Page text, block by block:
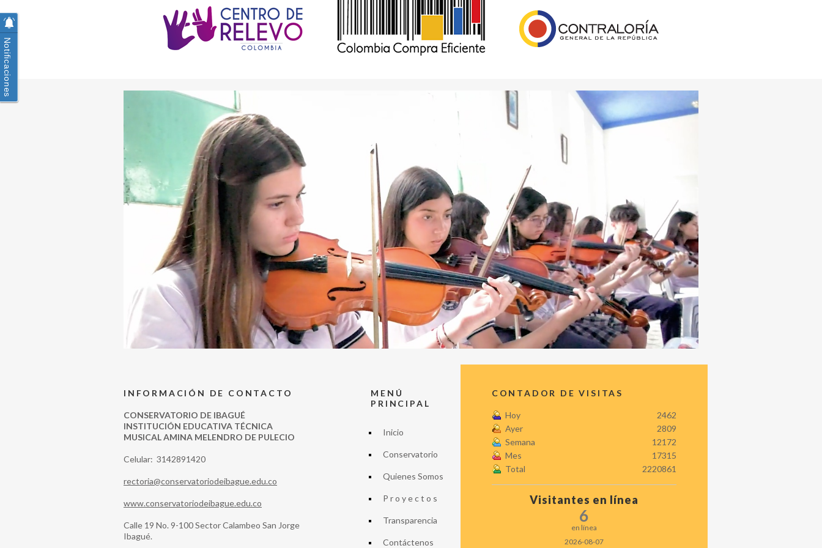
INFORMACIÓN DE CONTACTO
CONSERVATORIO DE IBAGUÉ
INSTITUCIÓN EDUCATIVA TÉCNICA
MUSICAL AMINA MELENDRO DE PULECIO
Celular: 3142891420
rectoria@conservatoriodeibague.edu.co
www.conservatoriodeibague.edu.co
Calle 19 No. 9-100 Sector Calambeo San Jorge
Ibagué.
MENÚ
PRINCIPAL
Inicio
Conservatorio
Quienes Somos
P r o y e c t o s
Transparencia
Contáctenos
CONTADOR DE VISITAS
Hoy
2462
Ayer
2809
Semana
12172
Mes
17315
Total
2220861
Visitantes en línea
6
en línea
2026-08-07
Notificaciones